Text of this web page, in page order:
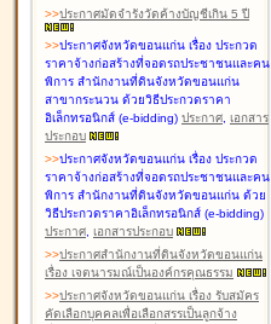
>>ประกาศมัดจำรังวัดค้างบัญชีเกิน 5 ปี
>>ประกาศจังหวัดขอนแก่น เรื่อง ประกวด
ราคาจ้างก่อสร้างที่จอดรถประชาชนและคน
พิการ สำนักงานที่ดินจังหวัดขอนแก่น
สาขากระนวน ด้วยวิธีประกวดราคา
อิเล็กทรอนิกส์ (e-bidding) ประกาศ, เอกสาร
ประกอบ
>>ประกาศจังหวัดขอนแก่น เรื่อง ประกวด
ราคาจ้างก่อสร้างที่จอดรถประชาชนและคน
พิการ สำนักงานที่ดินจังหวัดขอนแก่น ด้วย
วิธีประกวดราคาอิเล็กทรอนิกส์ (e-bidding)
ประกาศ, เอกสารประกอบ
>>ประกาศสำนักงานที่ดินจังหวัดขอนแก่น
เรื่อง เจตนารมณ์เป็นองค์กรคุณธรรม
>>ประกาศจังหวัดขอนแก่น เรื่อง รับสมัคร
คัดเลือกบุคคลเพื่อเลือกสรรเป็นลูกจ้าง